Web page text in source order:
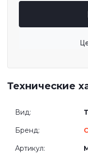
Технические
Вид:
Бренд:
Артикул: